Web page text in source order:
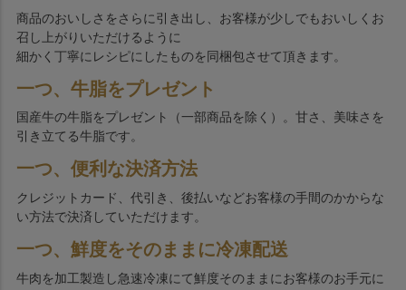
商品のおいしさをさらに引き出し、お客様が少しでもおいしくお
召し上がりいただけるように
細かく丁寧にレシピにしたものを同梱包させて頂きます。
一つ、牛脂をプレゼント
国産牛の牛脂をプレゼント（一部商品を除く）。甘さ、美味さを
引き立てる牛脂です。
一つ、便利な決済方法
クレジットカード、代引き、後払いなどお客様の手間のかからな
い方法で決済していただけます。
一つ、鮮度をそのままに冷凍配送
牛肉を加工製造し急速冷凍にて鮮度そのままにお客様のお手元に